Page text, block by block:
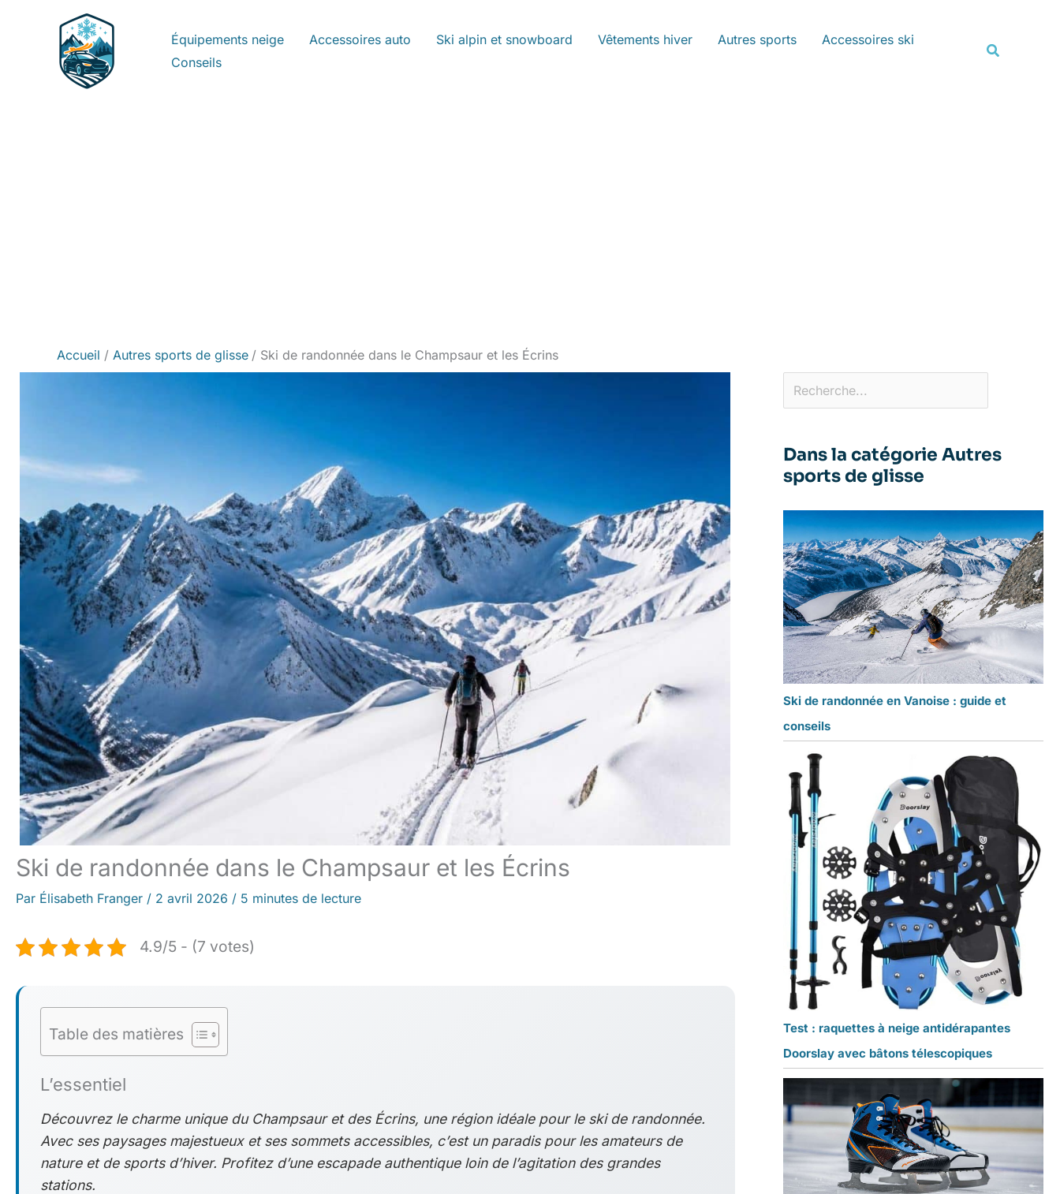
Équipements neige Accessoires auto Ski alpin et snowboard Vêtements hiver Autres sports
Accessoires ski
Conseils
Accueil Autres sports de glisse Ski de randonnée dans le Champsaur et les Écrins
Ski de randonnée dans le Champsaur et les Écrins
Par Élisabeth Franger / 2 avril 2026 / 5 minutes de lecture
4.9/5 - (7 votes)
Table des matières
L’essentiel
Découvrez le charme unique du Champsaur et des Écrins, une région idéale pour le ski de randonnée.
Avec ses paysages majestueux et ses sommets accessibles, c’est un paradis pour les amateurs de
nature et de sports d’hiver. Profitez d’une escapade authentique loin de l’agitation des grandes
stations.
Dans la catégorie Autres
sports de glisse
Ski de randonnée en Vanoise : guide et
conseils
Test : raquettes à neige antidérapantes
Doorslay avec bâtons télescopiques